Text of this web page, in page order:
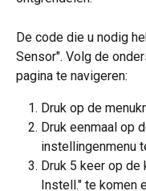
De code die u nodig
Sensor". Volg de
pagina te navigeren:
Druk op de
Druk eenmaal op
instellingenmenu
Druk 5 keer op
Instell." te komen